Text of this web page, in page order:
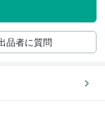
品者に質問